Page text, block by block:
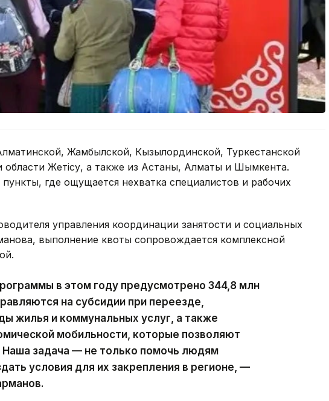
Жамбылской, Кызылординской, Туркестанской
области Жетiсу, а также из Астаны, Алматы и Шымкента.
где ощущается нехватка специалистов и рабочих
управления координации занятости и социальных
выполнение квоты сопровождается комплексной
в этом году предусмотрено 344,8 млн
на субсидии при переезде,
жилья и коммунальных услуг, а также
мобильности, которые позволяют
Наша задача — не только помочь людям
условия для их закрепления в регионе, —